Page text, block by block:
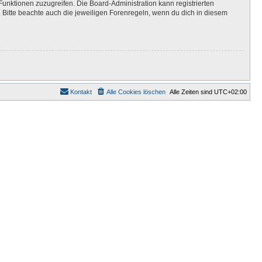
zuzugreifen. Die Board-Administration kann registrierten
beachte auch die jeweiligen Forenregeln, wenn du dich in diesem
Alle Zeiten sind UTC+02:00
Alle Cookies löschen
Kontakt